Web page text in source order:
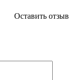
Оставить отзыв